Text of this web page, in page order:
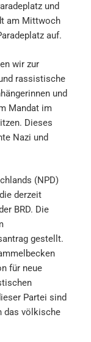
und
am Mittwoch
auf.
wir zur
rassistische
und
Mandat im
Dieses
Nazi und
(NPD)
derzeit
BRD. Die
gestellt.
für neue
Partei sind
das völkische